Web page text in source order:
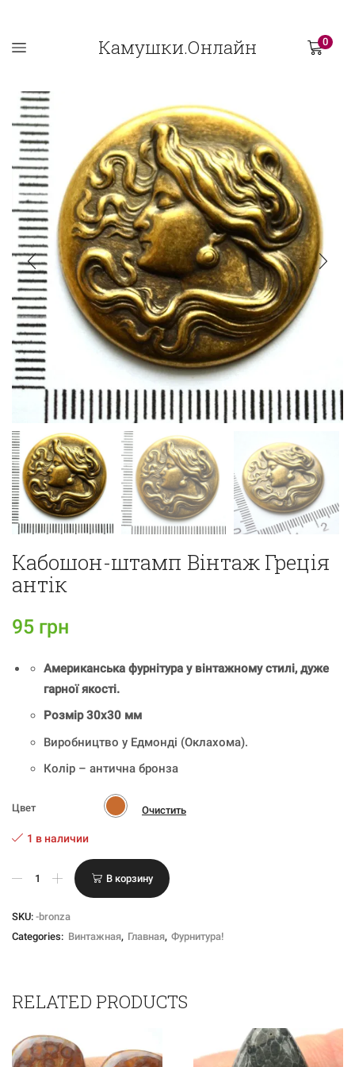
Камушки.Онлайн 0
Кабошон-штамп Вінтаж Греція
антік
95 грн
Американська фурнітура у вінтажному стилі, дуже
гарної якості.
Розмір 30х30 мм
Виробництво у Едмонді (Оклахома).
Колір – антична бронза
Цвет Очистить
1 в наличии
товара
штамп
Греція
В корзину
SKU: -bronza
Categories: Винтажная, Главная, Фурнитура!
RELATED PRODUCTS